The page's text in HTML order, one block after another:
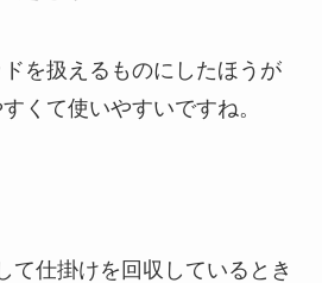
を扱えるものにしたほうが
くて使いやすいですね。
て仕掛けを回収しているとき